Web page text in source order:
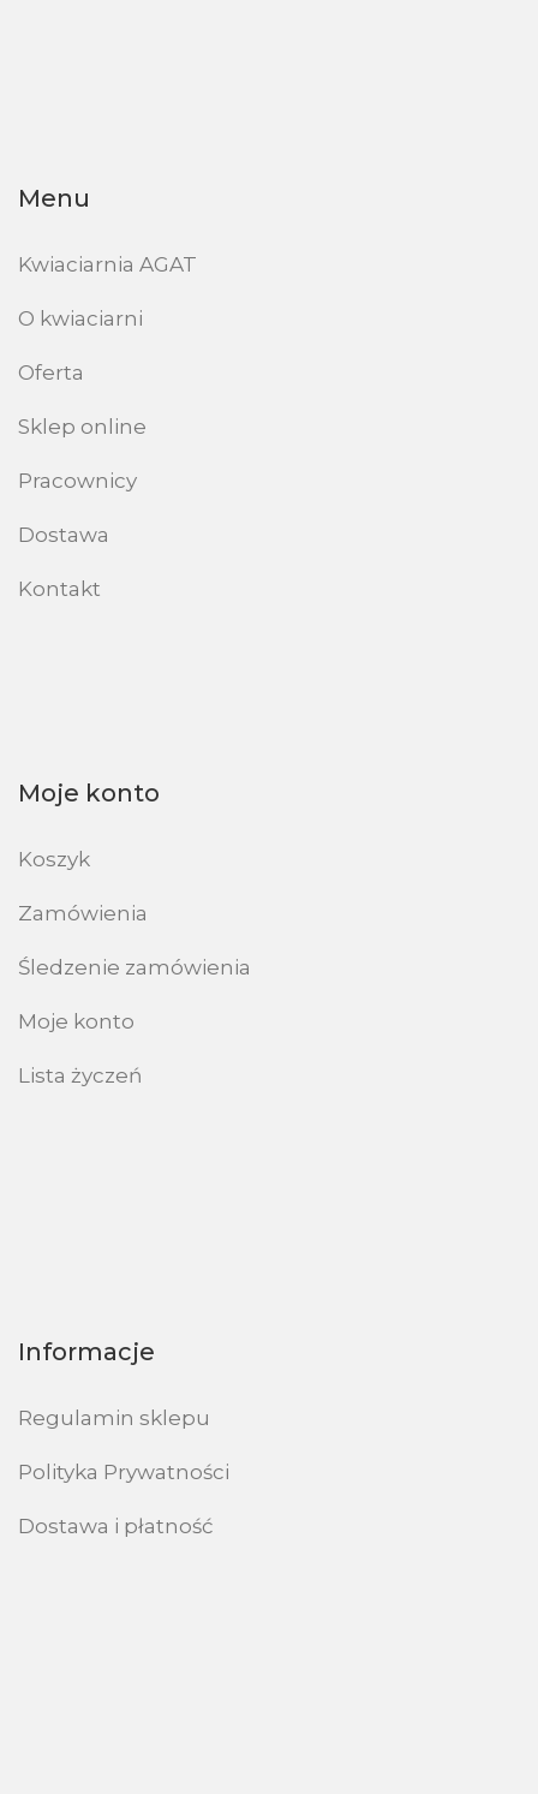
Menu
Kwiaciarnia AGAT
O kwiaciarni
Oferta
Sklep online
Pracownicy
Dostawa
Kontakt
Moje konto
Koszyk
Zamówienia
Śledzenie zamówienia
Moje konto
Lista życzeń
Informacje
Regulamin sklepu
Polityka Prywatności
Dostawa i płatność